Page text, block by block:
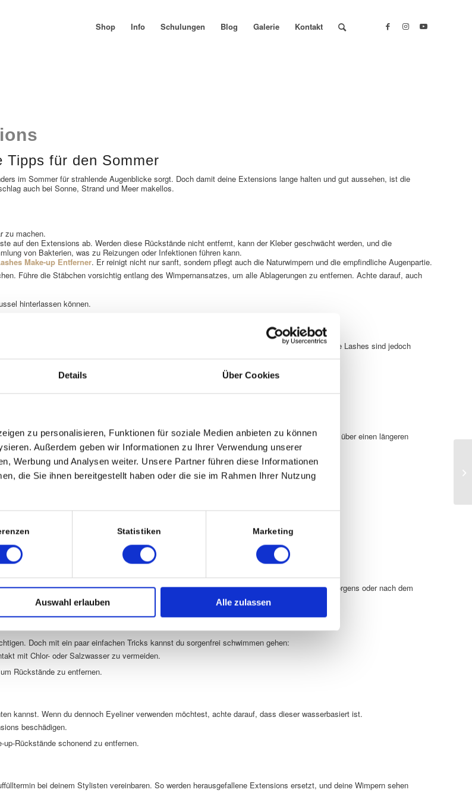
Details Über Cookies
zu personalisieren, Funktionen für soziale Medien anbieten zu können
Außerdem geben wir Informationen zu Ihrer Verwendung unserer
Werbung und Analysen weiter. Unsere Partner führen diese Informationen
die Sie ihnen bereitgestellt haben oder die sie im Rahmen Ihrer Nutzung
Statistiken Marketing
Auswahl erlauben Alle zulassen
Shop Info Schulungen Blog Galerie Kontakt
Tipps für den Sommer
im Sommer für strahlende Augenblicke sorgt. Doch damit deine Extensions lange halten und gut aussehen, ist die
auch bei Sonne, Strand und Meer makellos.
zu machen.
auf den Extensions ab. Werden diese Rückstände nicht entfernt, kann der Kleber geschwächt werden, und die
von Bakterien, was zu Reizungen oder Infektionen führen kann.
Make-up Entferner. Er reinigt nicht nur sanft, sondern pflegt auch die Naturwimpern und die empfindliche Augenpartie.
Führe die Stäbchen vorsichtig entlang des Wimpernansatzes, um alle Ablagerungen zu entfernen. Achte darauf, auch
hinterlassen können.
oft Öle, die den Wimpernkleber beeinträchtigen können. Moderne Kleber wie die von Xtreme Lashes sind jedoch
zu entfernen.
enthalten. Sie können die Haltbarkeit der Extensions dennoch negativ beeinflussen, wenn sie über einen längeren
schädigen kann.
in Form zu halten und Verknotungen zu vermeiden. Am besten kämmst du die Wimpern morgens oder nach dem
Doch mit ein paar einfachen Tricks kannst du sorgenfrei schwimmen gehen:
mit Chlor- oder Salzwasser zu vermeiden.
Rückstände zu entfernen.
kannst. Wenn du dennoch Eyeliner verwenden möchtest, achte darauf, dass dieser wasserbasiert ist.
beschädigen.
Rückstände schonend zu entfernen.
bei deinem Stylisten vereinbaren. So werden herausgefallene Extensions ersetzt, und deine Wimpern sehen